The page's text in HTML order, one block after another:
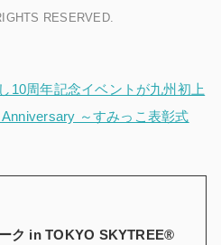
RESERVED.
10周年記念イベントが九州初上
～すみっこ表彰式
ク in TOKYO SKYTREE®